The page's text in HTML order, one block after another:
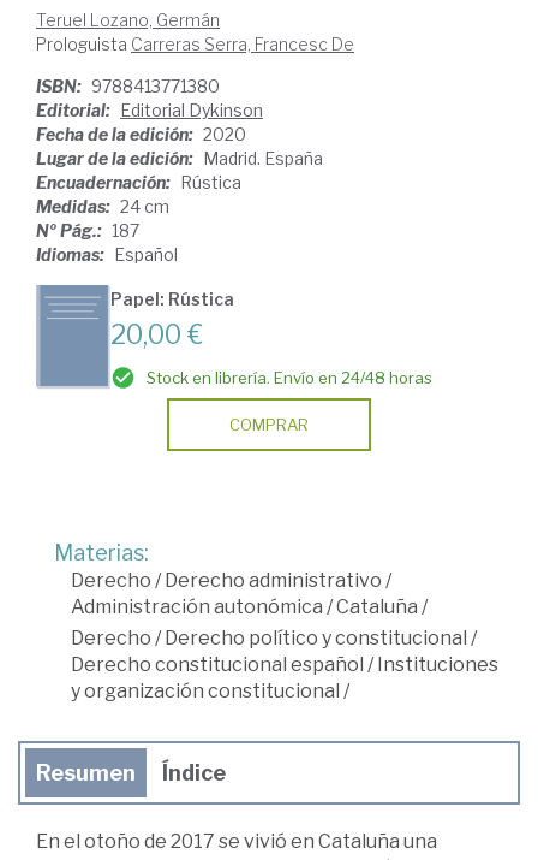
Teruel Lozano, Germán
Prologuista Carreras Serra, Francesc De
ISBN: 9788413771380
Editorial: Editorial Dykinson
Fecha de la edición: 2020
Lugar de la edición: Madrid. España
Encuadernación: Rústica
Medidas: 24 cm
Nº Pág.: 187
Idiomas: Español
Papel: Rústica
20,00 €
Stock en librería. Envío en 24/48 horas
COMPRAR
Materias:
Derecho /Derecho administrativo /
Administración autonómica /Cataluña /
Derecho /Derecho político y constitucional /
Derecho constitucional español /Instituciones
y organización constitucional /
Resumen Índice
En el otoño de 2017 se vivió en Cataluña una